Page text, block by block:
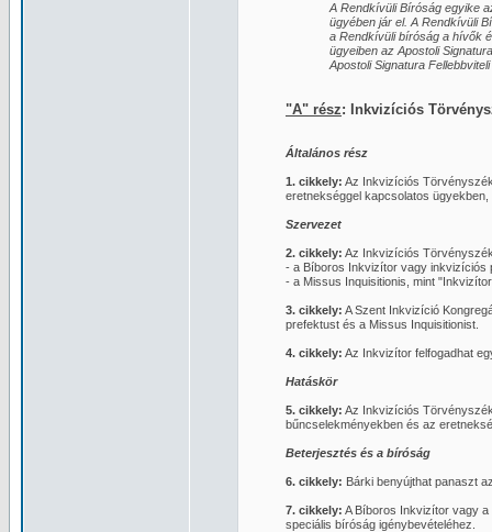
A Rendkívüli Bíróság egyike
ügyében jár el. A Rendkívüli
a Rendkívüli bíróság a hívők
ügyeiben az Apostoli
Apostoli Signatura
"A" rész: Inkvizíciós
Általános rész
1. cikkely: Az Inkvizíciós
eretnekséggel kapcsolatos
Szervezet
2. cikkely: Az Inkvizíciós
- a Bíboros Inkvizítor vagy inkvizíciós
- a Missus Inquisitionis, mint
3. cikkely: A Szent Inkvizíció
prefektust és a Missus Inquisitionist.
4. cikkely: Az Inkvizítor felfogadhat
Hatáskör
5. cikkely: Az Inkvizíciós
bűncselekményekben és az
Beterjesztés és a bíróság
6. cikkely: Bárki benyújthat panaszt
7. cikkely: A Bíboros Inkvizítor vagy
speciális bíróság igénybevételéhez.